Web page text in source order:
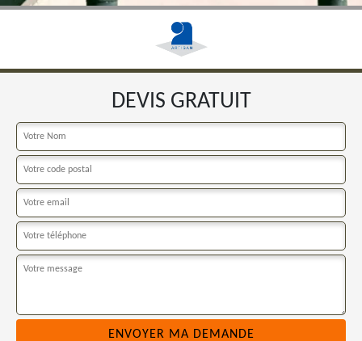
DEVIS GRATUIT